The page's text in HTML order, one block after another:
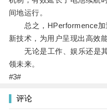
间地运行。
总之，HPerformence加
新技术，为用户呈现出高效
无论是工作、娱乐还是其
领未来。
#3#
评论